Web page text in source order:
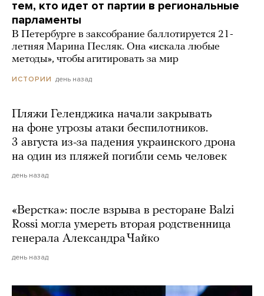
тем, кто идет от партии в региональные
парламенты
В Петербурге в заксобрание баллотируется 21-
летняя Марина Песляк. Она «искала любые
методы», чтобы агитировать за мир
ИСТОРИИ день назад
Пляжи Геленджика начали закрывать
на фоне угрозы атаки беспилотников.
3 августа из-за падения украинского дрона
на один из пляжей погибли семь человек
день назад
«Верстка»: после взрыва в ресторане Balzi
Rossi могла умереть вторая родственница
генерала Александра Чайко
день назад